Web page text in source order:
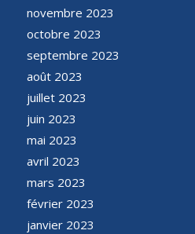
novembre 2023
octobre 2023
septembre 2023
août 2023
juillet 2023
juin 2023
mai 2023
avril 2023
mars 2023
février 2023
janvier 2023